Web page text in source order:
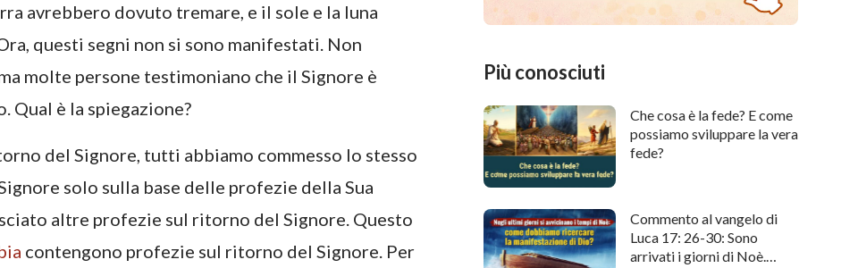
avrebbero dovuto tremare, e il sole e la luna
questi segni non si sono manifestati. Non
molte persone testimoniano che il Signore è
è la spiegazione?
del Signore, tutti abbiamo commesso lo stesso
solo sulla base delle profezie della Sua
altre profezie sul ritorno del Signore. Questo
contengono profezie sul ritorno del Signore. Per
Più conosciuti
Che cosa è la fede? E come
possiamo sviluppare la vera
fede?
Commento al vangelo di
Luca 17: 26-30: Sono
arrivati i giorni di Noè.